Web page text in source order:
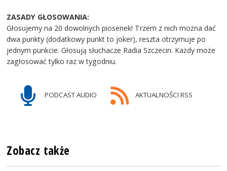
ZASADY GŁOSOWANIA:
Głosujemy na 20 dowolnych piosenek! Trzem z nich można dać
dwa punkty (dodatkowy punkt to joker), reszta otrzymuje po
jednym punkcie. Głosują słuchacze Radia Szczecin. Każdy może
zagłosować tylko raz w tygodniu.
PODCAST AUDIO AKTUALNOŚCI RSS
Zobacz także